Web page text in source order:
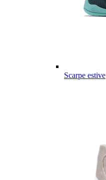
Scarpe estive